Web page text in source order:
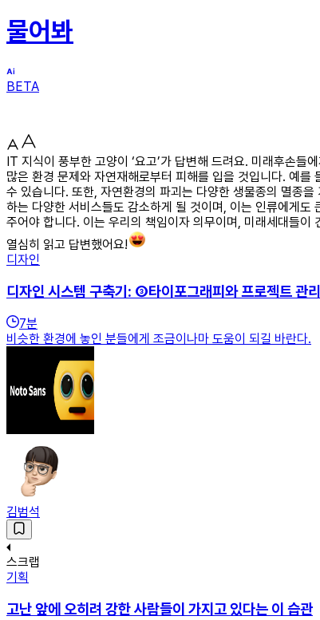
물어봐
BETA
IT 지식이 풍부한 고양이 ‘요고’가 답변해 드려요. 미래후손
많은 환경 문제와 자연재해로부터 피해를 입을 것입니다. 예
수 있습니다. 또한, 자연환경의 파괴는 다양한 생물종의 멸종
하는 다양한 서비스들도 감소하게 될 것이며, 이는 인류에게
주어야 합니다. 이는 우리의 책임이자 의무이며, 미래세대들
열심히 읽고 답변했어요!
디자인
디자인 시스템 구축기: ③타이포그래피와 프로젝트 관리
7분
비슷한 환경에 놓인 분들에게 조금이나마 도움이 되길 바란다.
김범석
스크랩
기획
고난 앞에 오히려 강한 사람들이 가지고 있다는 이 습관